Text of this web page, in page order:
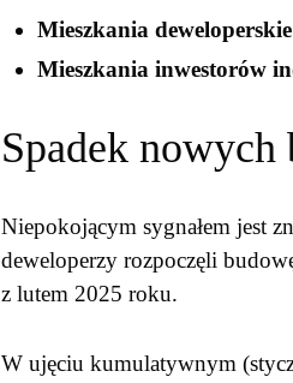
Mieszkania
Mieszkania inwestorów
Spadek nowych
Niepokojącym sygnałem jest
deweloperzy rozpoczęli
z lutem 2025 roku.
W ujęciu kumulatywnym